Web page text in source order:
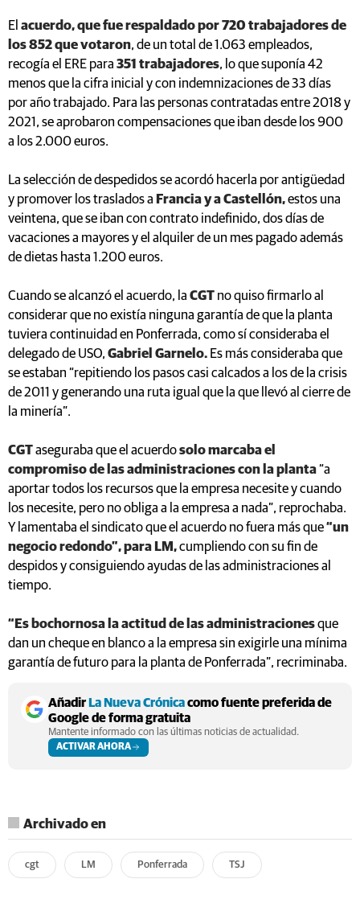
El acuerdo, que fue respaldado por 720 trabajadores de
los 852 que votaron, de un total de 1.063 empleados,
recogía el ERE para 351 trabajadores, lo que suponía 42
menos que la cifra inicial y con indemnizaciones de 33 días
por año trabajado. Para las personas contratadas entre 2018 y
2021, se aprobaron compensaciones que iban desde los 900
a los 2.000 euros.
La selección de despedidos se acordó hacerla por antigüedad
y promover los traslados a Francia y a Castellón,estos una
veintena, que se iban con contrato indefinido, dos días de
vacaciones a mayores y el alquiler de un mes pagado además
de dietas hasta 1.200 euros.
Cuando se alcanzó el acuerdo, la CGT no quiso firmarlo al
considerar que no existía ninguna garantía de que la planta
tuviera continuidad en Ponferrada, como sí consideraba el
delegado de USO, Gabriel Garnelo. Es más consideraba que
se estaban “repitiendo los pasos casi calcados a los de la crisis
de 2011 y generando una ruta igual que la que llevó al cierre de
la minería”.
CGTaseguraba que el acuerdosolo marcaba el
compromiso de las administraciones con la planta“a
aportar todos los recursos que la empresa necesite y cuando
los necesite, pero no obliga a la empresa a nada”, reprochaba.
Y lamentaba el sindicato que el acuerdo no fuera más que“un
negocio redondo”, para LM,cumpliendo con su fin de
despidos y consiguiendo ayudas de las administraciones al
tiempo.
“Es bochornosa la actitud de las administracionesque
dan un cheque en blanco a la empresa sin exigirle una mínima
garantía de futuro para la planta de Ponferrada”, recriminaba.
AñadirLa Nueva Crónicacomo fuente preferida de
Google de forma gratuita
Mantente informado con las últimas noticias de actualidad.
ACTIVAR AHORA
Archivado en
cgt LM Ponferrada TSJ